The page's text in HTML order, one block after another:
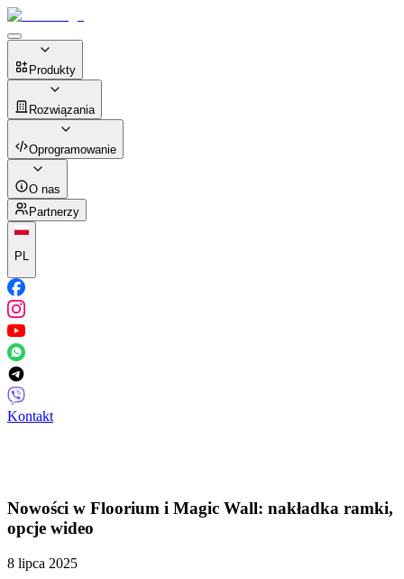
Produkty
Rozwiązania
Oprogramowanie
O nas
Partnerzy
PL
Kontakt
Nowości w Floorium i Magic Wall: nakładka ramki,
opcje wideo
8 lipca 2025